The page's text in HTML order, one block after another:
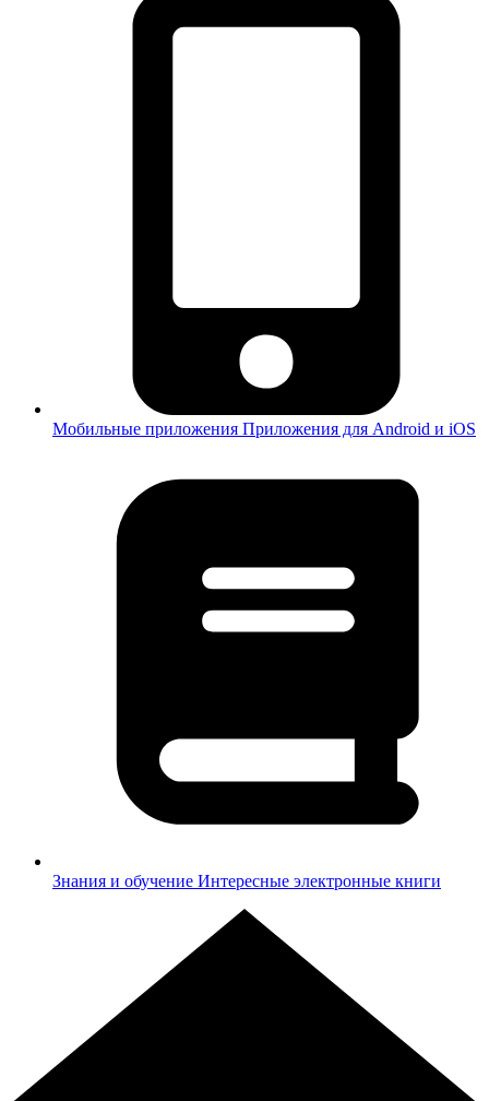
Мобильные приложения Приложения для Android и iOS
Знания и обучение Интересные электронные книги